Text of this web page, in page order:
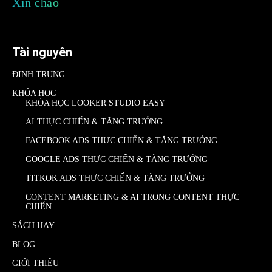
Tài nguyên
ĐÌNH TRUNG
KHÓA HỌC
KHÓA HỌC LOOKER STUDIO EASY
AI THỰC CHIẾN & TĂNG TRƯỞNG
FACEBOOK ADS THỰC CHIẾN & TĂNG TRƯỞNG
GOOGLE ADS THỰC CHIẾN & TĂNG TRƯỞNG
TITKOK ADS THỰC CHIẾN & TĂNG TRƯỞNG
CONTENT MARKETING & AI TRONG CONTENT THỰC
CHIẾN
SÁCH HAY
BLOG
GIỚI THIỆU